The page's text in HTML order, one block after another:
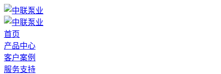
首页
产品中心
客户案例
服务支持